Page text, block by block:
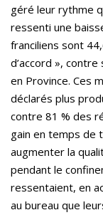
géré leur rythme
ressenti une
franciliens sont
d’accord »,
en Province. Ces
déclarés plus
contre 81 % des
gain en temps de
augmenter la
pendant le
ressentaient, en
au bureau que